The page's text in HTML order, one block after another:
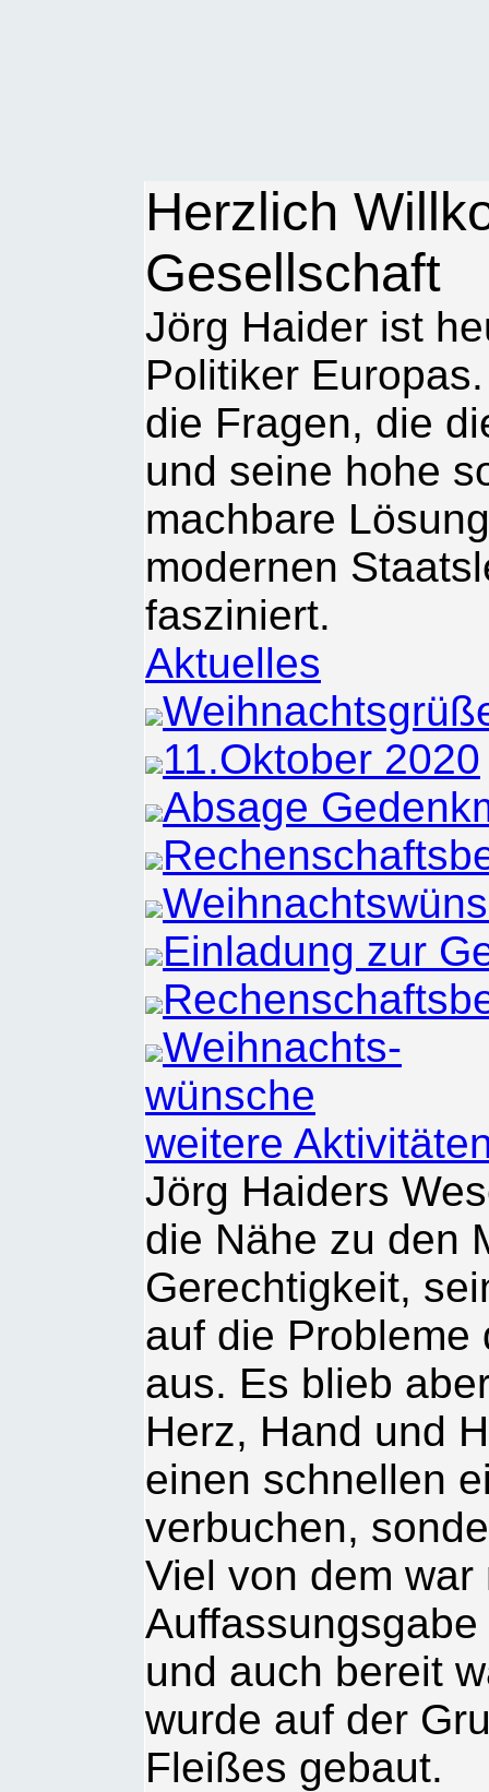
Herzlich
Gesellschaft
Jörg Haider ist
Politiker
die Fragen, die
und seine hohe
machbare
modernen
fasziniert.
Aktuelles
11.Oktober 2020
Absage
Einladung zur
Weihnachts-
wünsche
weitere
Jörg Haiders
die Nähe zu den
Gerechtigkeit,
auf die Probleme
aus. Es blieb
Herz, Hand und
einen schnellen
verbuchen,
Viel von dem
und auch bereit
wurde auf der
Fleißes gebaut.